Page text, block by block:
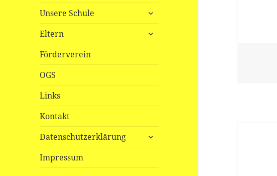
Unsere Schule
untermenü
Eltern
untermenü
Förderverein
OGS
Links
Kontakt
Datenschutzerklärung
untermenü
Impressum